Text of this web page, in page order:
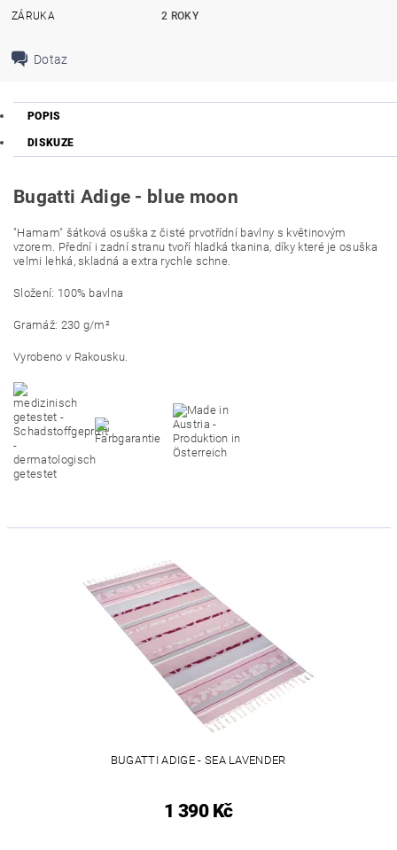
ZÁRUKA
2 ROKY
Dotaz
POPIS
DISKUZE
Bugatti Adige - blue moon
"Hamam" šátková osuška z čisté prvotřídní bavlny s květinovým
vzorem. Přední i zadní stranu tvoří hladká tkanina, díky které je osuška
velmi lehká, skladná a extra rychle schne.
Složení: 100% bavlna
Gramáž: 230 g/m²
Vyrobeno v Rakousku.
BUGATTI ADIGE - SEA LAVENDER
1 390 Kč